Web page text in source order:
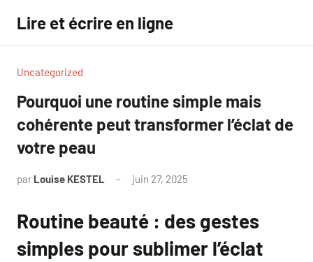
contenu
Lire et écrire en ligne
Uncategorized
Pourquoi une routine simple mais
cohérente peut transformer l’éclat de
votre peau
par Louise KESTEL juin 27, 2025
Routine beauté : des gestes
simples pour sublimer l’éclat